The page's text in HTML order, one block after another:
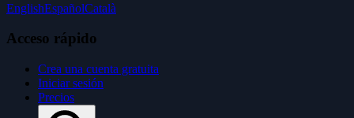
EnglishEspañolCatalà
Acceso rápido
Crea una cuenta gratuita
Iniciar sesión
Precios